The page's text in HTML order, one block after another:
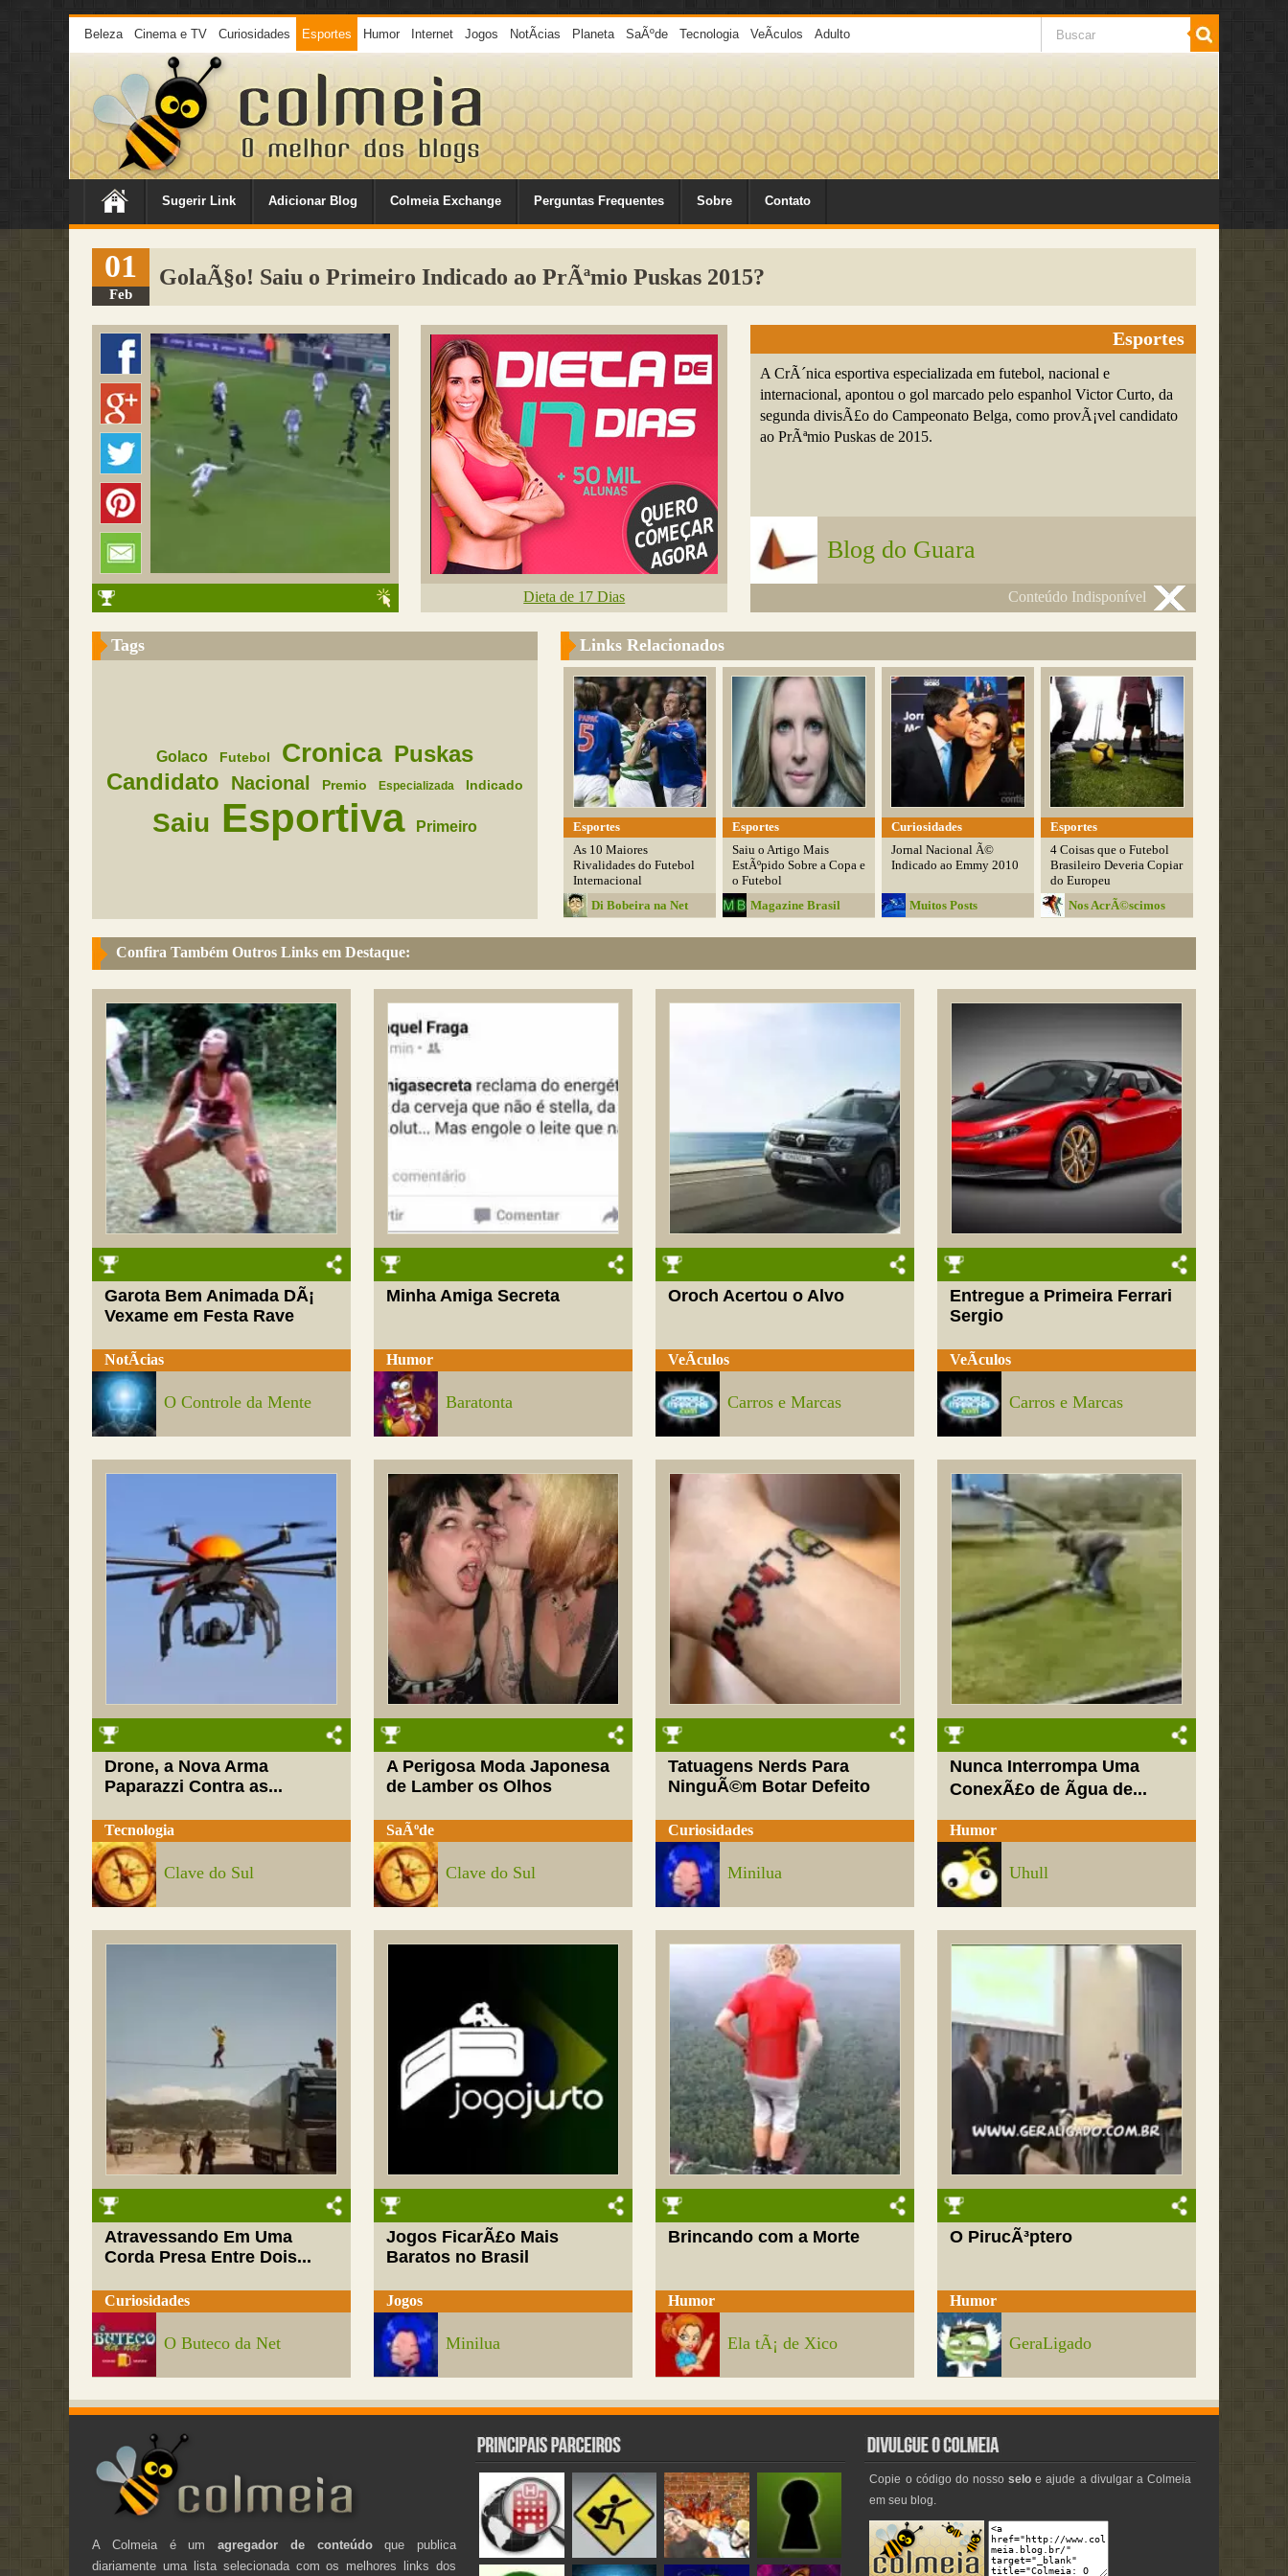
Beleza Cinema e TV Curiosidades Esportes Humor Internet Jogos NotÃ­cias Planeta SaÃºde Tecnologia VeÃ­culos Adulto
Sugerir Link Adicionar Blog Colmeia Exchange Perguntas Frequentes Sobre Contato
01
Feb
GolaÃ§o! Saiu o Primeiro Indicado ao PrÃªmio Puskas 2015?
Dieta de 17 Dias
Esportes
A CrÃ´nica esportiva especializada em futebol, nacional e
internacional, apontou o gol marcado pelo espanhol Victor Curto, da
segunda divisÃ£o do Campeonato Belga, como provÃ¡vel candidato
ao PrÃªmio Puskas de 2015.
Blog do Guara
Conteúdo Indisponível
Tags
Golaco Futebol Cronica Puskas
Candidato
Nacional Premio Especializada Indicado
Saiu Esportiva Primeiro
Links Relacionados
Esportes
As 10 Maiores
Rivalidades do Futebol
Internacional
Di Bobeira na Net
Esportes
Saiu o Artigo Mais
EstÃºpido Sobre a Copa e
o Futebol
Magazine Brasil
Curiosidades
Jornal Nacional Ã©
Indicado ao Emmy 2010
Muitos Posts
Esportes
4 Coisas que o Futebol
Brasileiro Deveria Copiar
do Europeu
Nos AcrÃ©scimos
Confira Também Outros Links em Destaque:
Garota Bem Animada DÃ¡
Vexame em Festa Rave
NotÃ­cias
O Controle da Mente
Minha Amiga Secreta
Humor
Baratonta
Oroch Acertou o Alvo
VeÃ­culos
Carros e Marcas
Entregue a Primeira Ferrari
Sergio
VeÃ­culos
Carros e Marcas
Drone, a Nova Arma
Paparazzi Contra as...
Tecnologia
Clave do Sul
A Perigosa Moda Japonesa
de Lamber os Olhos
SaÃºde
Clave do Sul
Tatuagens Nerds Para
NinguÃ©m Botar Defeito
Curiosidades
Minilua
Nunca Interrompa Uma
ConexÃ£o de Ãgua de...
Humor
Uhull
Atravessando Em Uma
Corda Presa Entre Dois...
Curiosidades
O Buteco da Net
Jogos FicarÃ£o Mais
Baratos no Brasil
Jogos
Minilua
Brincando com a Morte
Humor
Ela tÃ¡ de Xico
O PirucÃ³ptero
Humor
GeraLigado
A Colmeia é umagregador de conteúdoque publica
diariamente uma lista selecionada com os melhores links dos
Copie o código do nossoselo e ajude a divulgar a Colmeia
em seu blog.